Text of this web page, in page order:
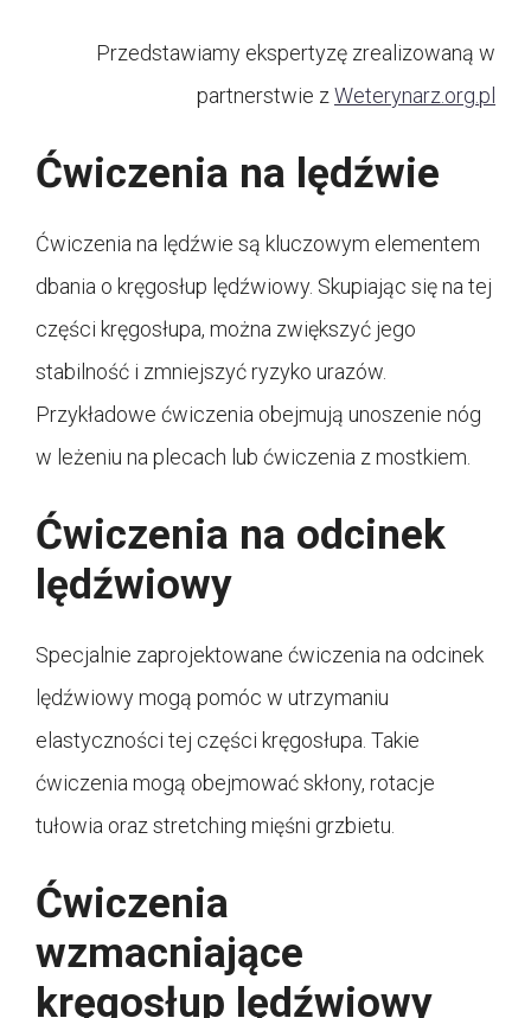
Przedstawiamy ekspertyzę zrealizowaną w
partnerstwie z Weterynarz.org.pl
Ćwiczenia na lędźwie
Ćwiczenia na lędźwie są kluczowym elementem
dbania o kręgosłup lędźwiowy. Skupiając się na tej
części kręgosłupa, można zwiększyć jego
stabilność i zmniejszyć ryzyko urazów.
Przykładowe ćwiczenia obejmują unoszenie nóg
w leżeniu na plecach lub ćwiczenia z mostkiem.
Ćwiczenia na odcinek
lędźwiowy
Specjalnie zaprojektowane ćwiczenia na odcinek
lędźwiowy mogą pomóc w utrzymaniu
elastyczności tej części kręgosłupa. Takie
ćwiczenia mogą obejmować skłony, rotacje
tułowia oraz stretching mięśni grzbietu.
Ćwiczenia
wzmacniające
kręgosłup lędźwiowy